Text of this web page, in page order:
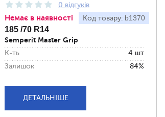
0 відгуків
Код товару: b1370
Немає в наявності
185 /70 R14
Semperit Master Grip
К-ть
4 шт
Залишок
84%
ДЕТАЛЬНІШЕ